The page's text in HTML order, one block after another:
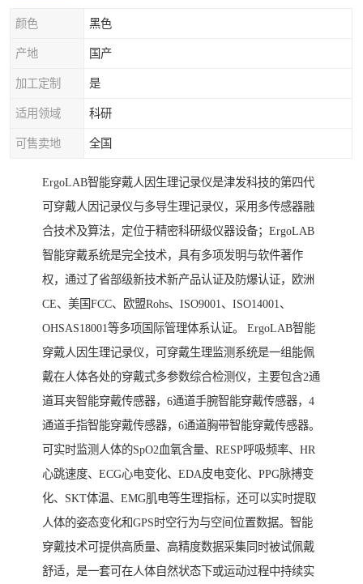
颜色 黑色
产地 国产
加工定制 是
适用领域 科研
可售卖地 全国
ErgoLAB智能穿戴人因生理记录仪是津发科技的第四代
可穿戴人因记录仪与多导生理记录仪，采用多传感器融
合技术及算法，定位于精密科研级仪器设备；ErgoLAB
智能穿戴系统是完全技术，具有多项发明与软件著作
权，通过了省部级新技术新产品认证及防爆认证，欧洲
CE、美国FCC、欧盟Rohs、ISO9001、ISO14001、
OHSAS18001等多项国际管理体系认证。 ErgoLAB智能
穿戴人因生理记录仪，可穿戴生理监测系统是一组能佩
戴在人体各处的穿戴式多参数综合检测仪，主要包含2通
道耳夹智能穿戴传感器，6通道手腕智能穿戴传感器，4
通道手指智能穿戴传感器，6通道胸带智能穿戴传感器。
可实时监测人体的SpO2血氧含量、RESP呼吸频率、HR
心跳速度、ECG心电变化、EDA皮电变化、PPG脉搏变
化、SKT体温、EMG肌电等生理指标，还可以实时提取
人体的姿态变化和GPS时空行为与空间位置数据。智能
穿戴技术可提供高质量、高精度数据采集同时被试佩戴
舒适，是一套可在人体自然状态下或运动过程中持续实